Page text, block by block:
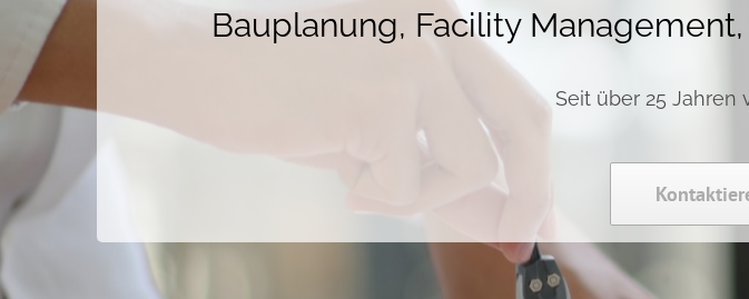
Bauplanung, Facility
Seit über 25 Jahren